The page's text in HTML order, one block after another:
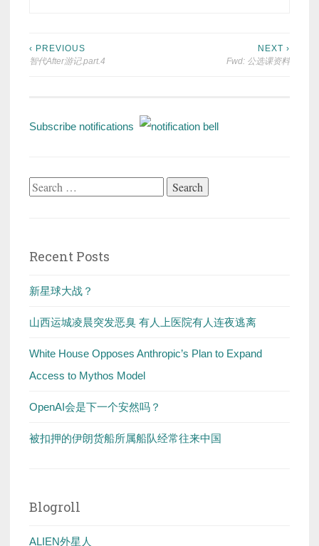
Post
‹ PREVIOUS
智代After游记.part.4
NEXT ›
Fwd: 公选课资料
Subscribe notifications
Search
Recent Posts
新星球大战？
山西运城凌晨突发恶臭 有人上医院有人连夜逃离
White House Opposes Anthropic’s Plan to Expand
Access to Mythos Model
OpenAI会是下一个安然吗？
被扣押的伊朗货船所属船队经常往来中国
Blogroll
ALIEN外星人